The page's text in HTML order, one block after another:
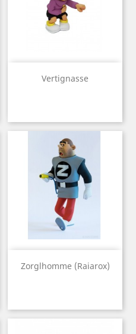
Vertignasse
Zorglhomme (Raiarox)